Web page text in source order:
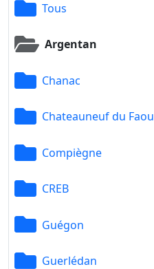
Tous
Argentan
Chanac
Chateauneuf du Faou
Compiègne
CREB
Guégon
Guerlédan